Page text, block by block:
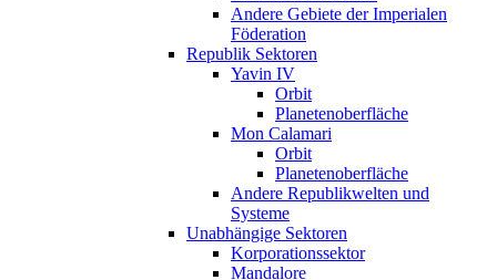
Andere Gebiete der Imperialen
Föderation
Republik Sektoren
Yavin IV
Orbit
Planetenoberfläche
Mon Calamari
Orbit
Planetenoberfläche
Andere Republikwelten und
Systeme
Unabhängige Sektoren
Korporationssektor
Mandalore